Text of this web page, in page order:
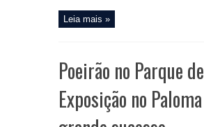
Leia mais »
Poeirão no Parque de
Exposição no